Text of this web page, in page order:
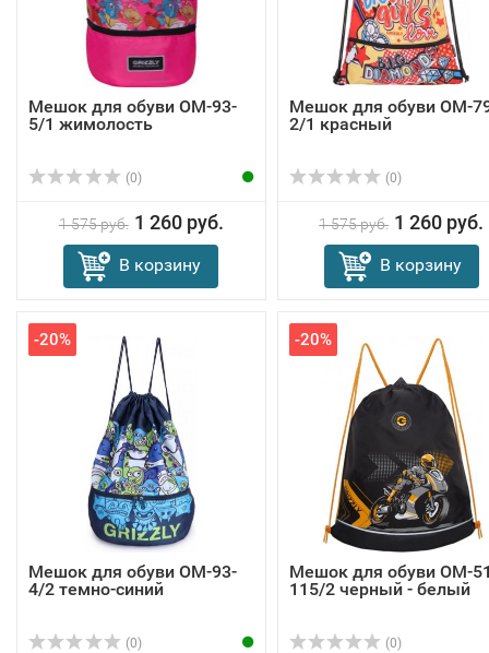
Мешок для обуви OM-93-
5/1 жимолость
(0)
1 575 руб. 1 260 руб.
В корзину
Мешок для обуви OM-
2/1 красный
(0)
1 575 руб. 1 260 руб.
В корзину
-20%
Мешок для обуви OM-93-
4/2 темно-синий
(0)
-20%
Мешок для обуви OM-
115/2 черный - белый
(0)